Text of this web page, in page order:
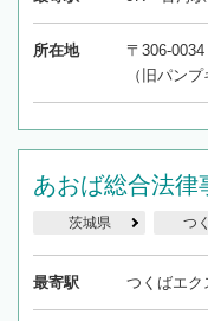
所在地
〒306-
（旧パン
あおば総合法律
茨城県 つ
最寄駅 つくばエク